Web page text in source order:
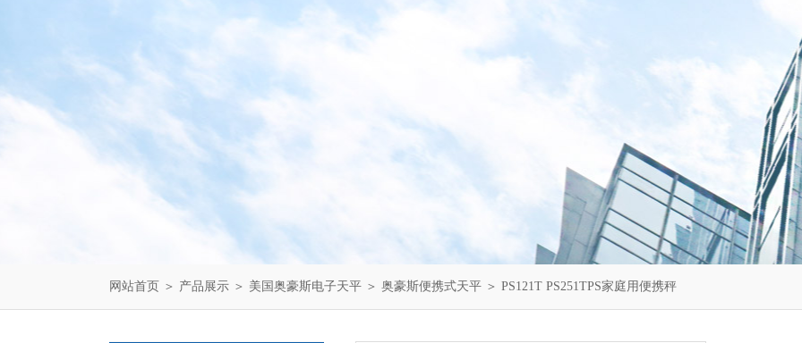
网站首页 ＞ 产品展示 ＞ 美国奥豪斯电子天平 ＞ 奥豪斯便携式天平 ＞ PS121T PS251TPS家庭用便携秤